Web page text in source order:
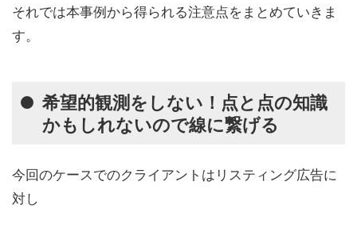
それでは本事例から得られる注意点をまとめていきま
す。
希望的観測をしない！点と点の知識
かもしれないので線に繋げる
今回のケースでのクライアントはリスティング広告に
対し